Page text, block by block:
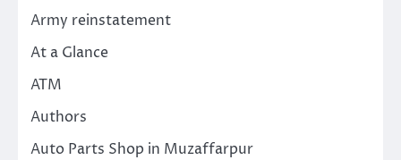
Army reinstatement
At a Glance
ATM
Authors
Auto Parts Shop in Muzaffarpur